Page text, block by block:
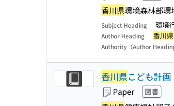
香川県環境森林部環
Subject Heading 環境
Author Heading 香川県
Authority（Author
香川県こども計画
Paper 図書